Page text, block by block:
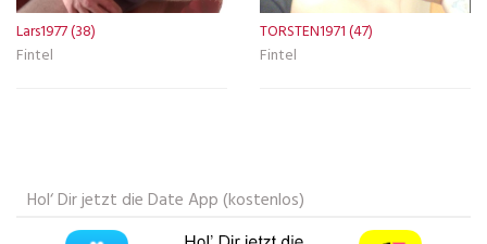
Lars1977 (38)
Fintel
TORSTEN1971 (47)
Fintel
Hol‘ Dir jetzt die Date App (kostenlos)